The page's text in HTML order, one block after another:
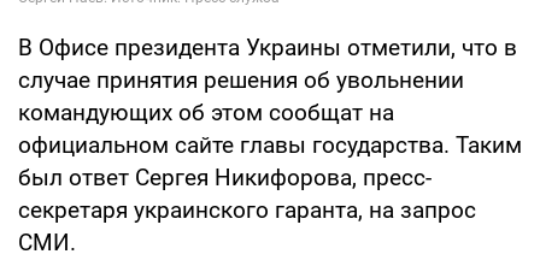
В Офисе президента Украины отметили, что в
случае принятия решения об увольнении
командующих об этом сообщат на
официальном сайте главы государства. Таким
был ответ Сергея Никифорова, пресс-
секретаря украинского гаранта, на запрос
СМИ.